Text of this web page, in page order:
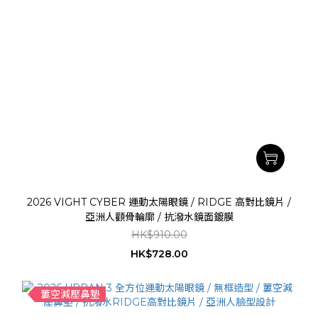
2026 VIGHT CYBER 運動太陽眼鏡 / RIDGE 高對比鏡片 /
亞洲人顴骨輪廓 / 抗潑水鏡面鍍膜
HK$910.00
HK$728.00
簍空減壓鼻墊